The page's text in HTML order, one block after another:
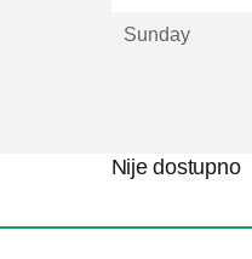
Sunday
Nije dostupno